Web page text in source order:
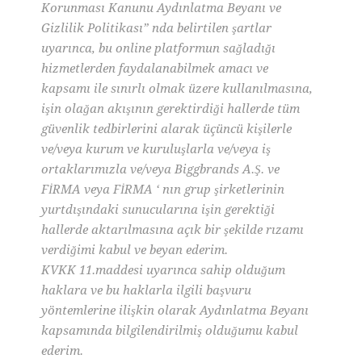
Korunması Kanunu Aydınlatma Beyanı ve
Gizlilik Politikası” nda belirtilen şartlar
uyarınca, bu online platformun sağladığı
hizmetlerden faydalanabilmek amacı ve
kapsamı ile sınırlı olmak üzere kullanılmasına,
işin olağan akışının gerektirdiği hallerde tüm
güvenlik tedbirlerini alarak üçüncü kişilerle
ve/veya kurum ve kuruluşlarla ve/veya iş
ortaklarımızla ve/veya Biggbrands A.Ş. ve
FİRMA veya FİRMA ‘ nın grup şirketlerinin
yurtdışındaki sunucularına işin gerektiği
hallerde aktarılmasına açık bir şekilde rızamı
verdiğimi kabul ve beyan ederim.
KVKK 11.maddesi uyarınca sahip olduğum
haklara ve bu haklarla ilgili başvuru
yöntemlerine ilişkin olarak Aydınlatma Beyanı
kapsamında bilgilendirilmiş olduğumu kabul
ederim.